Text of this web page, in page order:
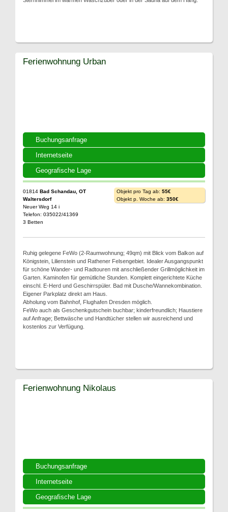
Buchungsanfrage
Internetseite
Geografische Lage
Ferienwohnung Urban
01814 Bad Schandau, OT
Waltersdorf
Neuer Weg 14 i
Telefon: 035022/41369
3 Betten
Objekt pro Tag ab: 55€
Objekt p. Woche ab: 350€
Ruhig gelegene FeWo (2-Raumwohnung; 49qm) mit Blick vom Balkon auf
Königstein, Lilienstein und Rathener Felsengebiet. Idealer Ausgangspunkt
für schöne Wander- und Radtouren mit anschließender Grillmöglichkeit im
Garten. Kaminofen für gemütliche Stunden. Komplett eingerichtete Küche
einschl. E-Herd und Geschirrspüler. Bad mit Dusche/Wannekombination.
Eigener Parkplatz direkt am Haus.
Abholung vom Bahnhof, Flughafen Dresden möglich.
FeWo auch als Geschenkgutschein buchbar; kinderfreundlich; Haustiere
auf Anfrage; Bettwäsche und Handtücher stellen wir ausreichend und
kostenlos zur Verfügung.
Buchungsanfrage
Internetseite
Geografische Lage
Ferienwohnung Nikolaus